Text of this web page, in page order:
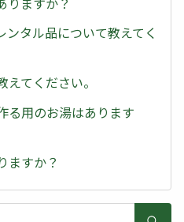
ンタル品について教えてく
てください。
る用のお湯はあります
ますか？